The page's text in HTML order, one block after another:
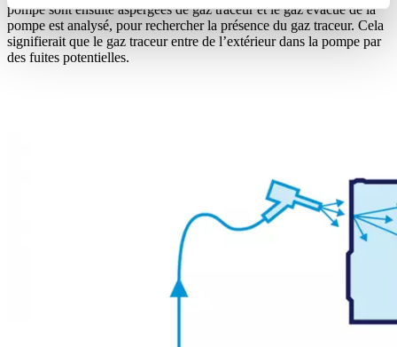
pompe sont ensuite aspergées de gaz traceur et le gaz évacué de la
pompe est analysé, pour rechercher la présence du gaz traceur. Cela
signifierait que le gaz traceur entre de l’extérieur dans la pompe par
des fuites potentielles.